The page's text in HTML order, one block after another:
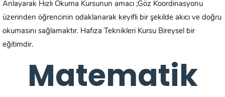
Anlayarak Hızlı Okuma Kursunun amacı ;Göz Koordinasyonu
üzerinden öğrencinin odaklanarak keyifli bir şekilde akıcı ve doğru
okumasını sağlamaktır. Hafıza Teknikleri Kursu Bireysel bir
eğitimdir.
Matematik